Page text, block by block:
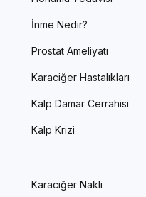
İnme Nedir?
Prostat Ameliyatı
Karaciğer Hastalıkları
Kalp Damar Cerrahisi
Kalp Krizi
Karaciğer Nakli